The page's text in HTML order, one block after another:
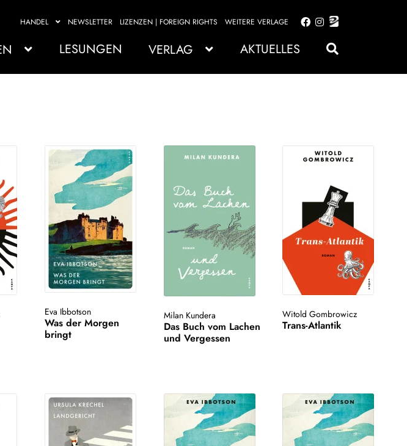
HANDEL NEWSLETTER LIZENZEN | FOREIGN RIGHTS WEITERE VERLAGE
Zur
springen
Zum
springen
LESUNGEN VERLAG AKTUELLES
Eva Ibbotson
Was der Morgen
bringt
Milan Kundera
Das Buch vom Lachen
und Vergessen
Witold Gombrowicz
Trans-Atlantik